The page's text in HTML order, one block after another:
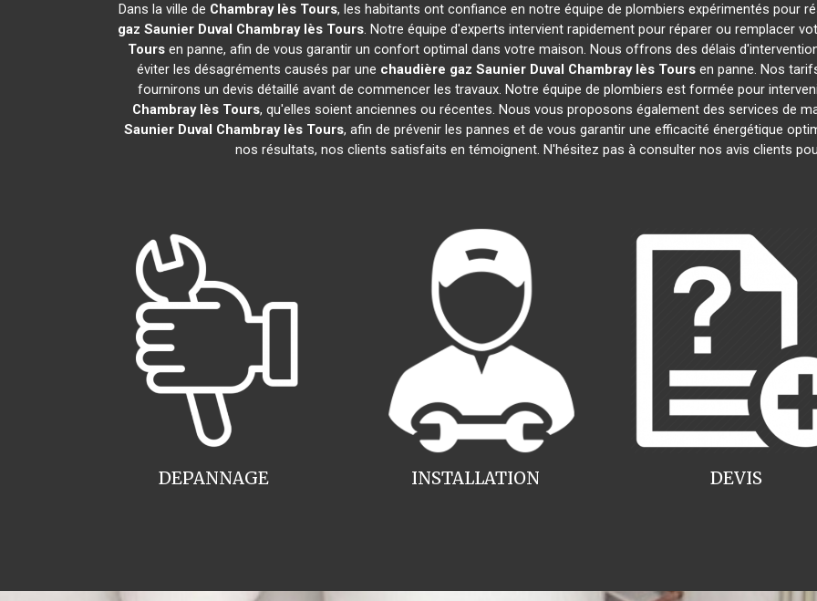
Dans la ville de Chambray lès Tours, les habitants ont confiance en notre équipe de plombiers expérimentés pour
gaz Saunier Duval Chambray lès Tours. Notre équipe d'experts intervient rapidement pour réparer ou remplacer
Tours en panne, afin de vous garantir un confort optimal dans votre maison. Nous offrons des délais
éviter les désagréments causés par une chaudière gaz Saunier Duval Chambray lès Toursen panne. Nos
fournirons un devis détaillé avant de commencer les travaux. Notre équipe de plombiers est formée pour
Chambray lès Tours, qu'elles soient anciennes ou récentes. Nous vous proposons également des services de
Saunier Duval Chambray lès Tours, afin de prévenir les pannes et de vous garantir une efficacité énergétique
nos résultats, nos clients satisfaits en témoignent. N'hésitez pas à consulter nos avis clients
INSTALLATION
DEPANNAGE DEVIS